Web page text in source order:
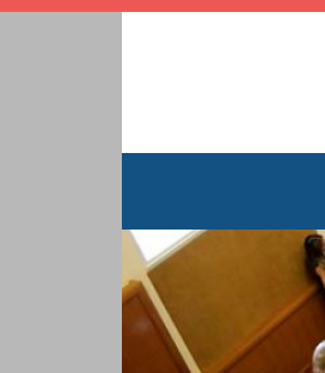
Cookies management panel